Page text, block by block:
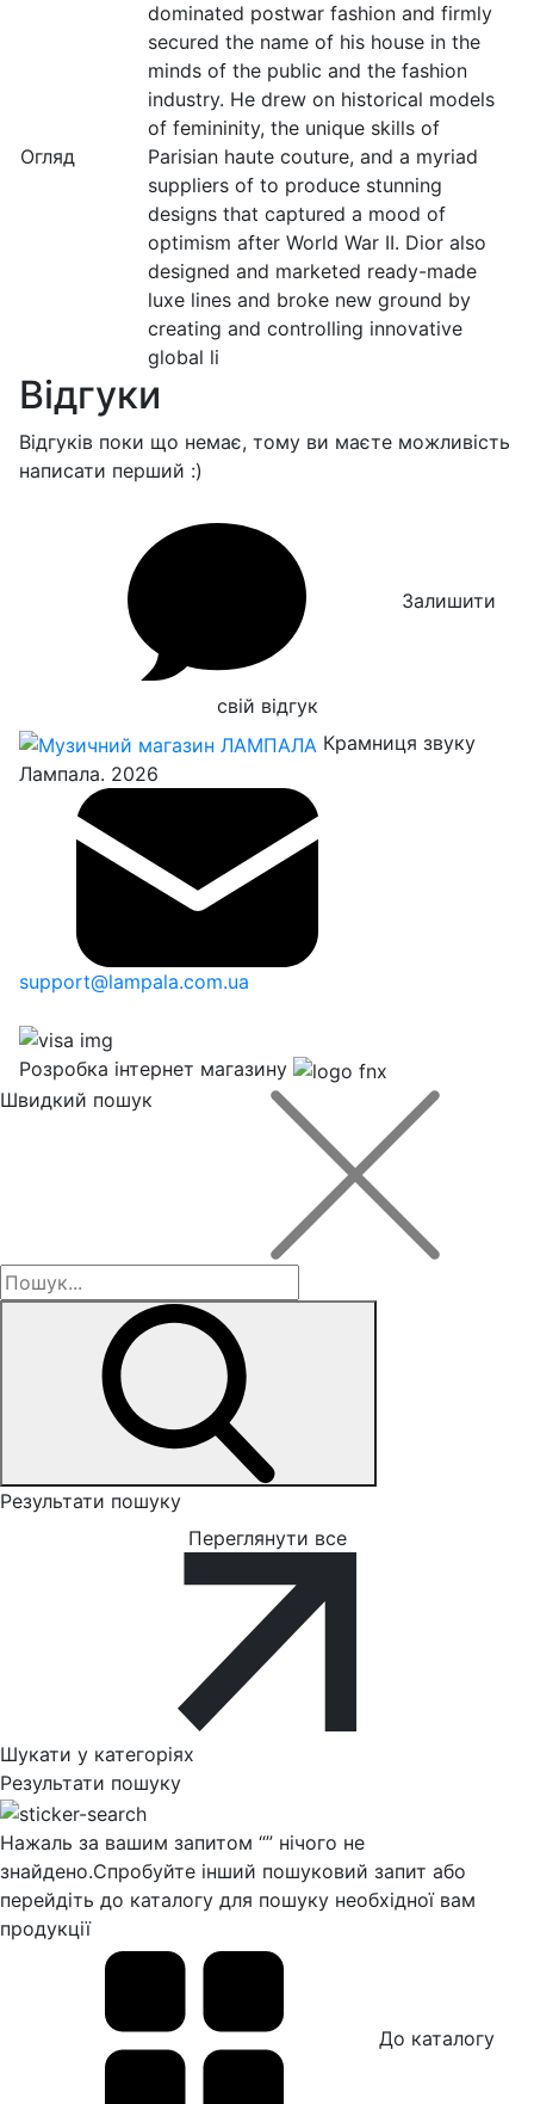
Огляд
dominated postwar fashion and firmly
secured the name of his house in the
minds of the public and the fashion
industry. He drew on historical models
of femininity, the unique skills of
Parisian haute couture, and a myriad
suppliers of to produce stunning
designs that captured a mood of
optimism after World War II. Dior also
designed and marketed ready-made
luxe lines and broke new ground by
creating and controlling innovative
global li
Відгуки
Відгуків поки що немає, тому ви маєте можливість
написати перший :)
Залишити
свій відгук
Крамниця звуку
Лампала. 2026
support@lampala.com.ua
Розробка інтернет магазину
Швидкий пошук
Результати пошуку
Переглянути все
Шукати у категоріях
Результати пошуку
Нажаль за вашим запитом “” нічого не
знайдено.Спробуйте інший пошуковий запит або
перейдіть до каталогу для пошуку необхідної вам
продукції
До каталогу